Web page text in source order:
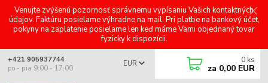
Venujte zvýšenú pozornosť správnemu vypísaniu Vašich kontaktných
údajov. Faktúru posielame výhradne na mail. Pri platbe na bankový účet,
pokyny na zaplatenie posielame len keď máme Vami objednaný tovar
fyzicky k dispozícii.
EUR
+421 905937744
po - pia 9:00 - 17:00
0 ks
za 0,00 EUR